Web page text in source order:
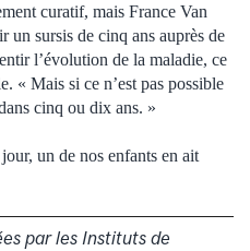
curatif, mais France Van
un sursis de cinq ans auprès de
l’évolution de la maladie, ce
« Mais si ce n’est pas possible
cinq ou dix ans. »
un de nos enfants en ait
par les Instituts de